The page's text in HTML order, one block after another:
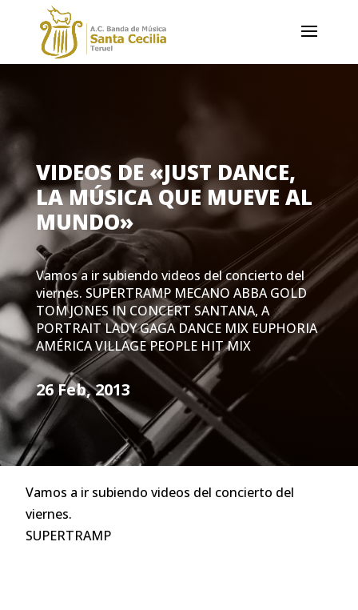
VIDEOS DE «JUST DANCE,
LA MÚSICA QUE MUEVE AL
MUNDO»
Vamos a ir subiendo videos del concierto del
viernes. SUPERTRAMP MECANO ABBA GOLD
TOM JONES IN CONCERT SANTANA, A
PORTRAIT LADY GAGA DANCE MIX EUPHORIA
AMÉRICA VILLAGE PEOPLE HIT MIX
26 Feb, 2013
Vamos a ir subiendo videos del concierto del
viernes.
SUPERTRAMP